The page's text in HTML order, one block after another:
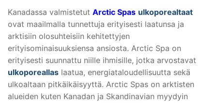
Kanadassa valmistetut Arctic Spas ulkoporealtaat
ovat maailmalla tunnettuja erityisesti laatunsa ja
arktisiin olosuhteisiin kehitettyjen
erityisominaisuuksiensa ansiosta. Arctic Spa on
erityisesti suunnattu niille ihmisille, jotka arvostavat
ulkoporeallas laatua, energiataloudellisuutta sekä
ulkoaltaan pitkäikäisyyttä. Arctic Spas on arktisten
alueiden kuten Kanadan ja Skandinavian myydyin